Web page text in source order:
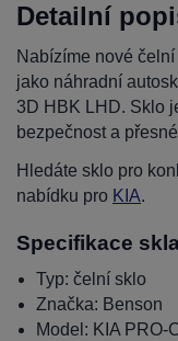
Detailní
Nabízíme nové
jako náhradní
3D HBK LHD. Sklo
bezpečnost a
Hledáte sklo pro
nabídku pro KIA.
Specifikace
Typ: čelní sklo
Značka: Benson
Model: KIA PRO-